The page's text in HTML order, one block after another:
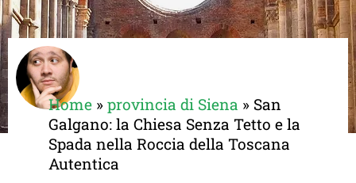
Home » provincia di Siena » San
Galgano: la Chiesa Senza Tetto e la
Spada nella Roccia della Toscana
Autentica